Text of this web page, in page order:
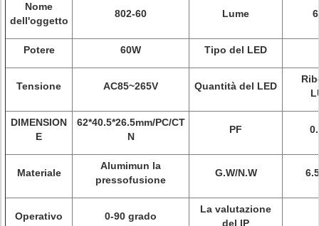
Nome
dell'oggetto
802-60 Lume
Potere 60W Tipo del LED
Tensione AC85~265V Quantità del LED
DIMENSION
E
62*40.5*26.5mm/PC/CT
N
PF
Materiale
Alumimun la
pressofusione
G.W/N.W
Operativo 0-90 grado
La valutazione
del IP